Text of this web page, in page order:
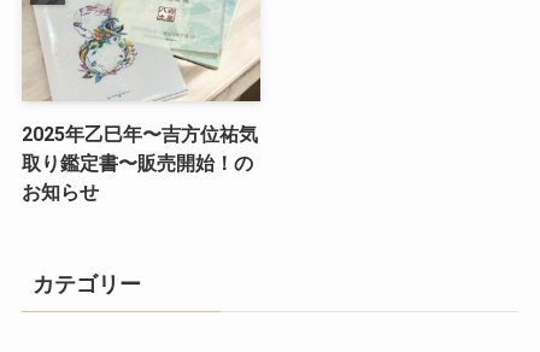
2025年乙巳年〜吉方位祐気
取り鑑定書〜販売開始！の
お知らせ
カテゴリー